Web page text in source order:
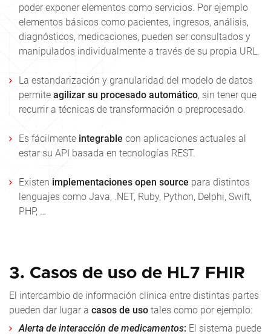
poder exponer elementos como servicios. Por ejemplo
elementos básicos como pacientes, ingresos, análisis,
diagnósticos, medicaciones, pueden ser consultados y
manipulados individualmente a través de su propia URL.
La estandarización y granularidad del modelo de datos
permite agilizar su procesado automático, sin tener que
recurrir a técnicas de transformación o preprocesado.
Es fácilmente integrable con aplicaciones actuales al
estar su API basada en tecnologías REST.
Existen implementaciones open source para distintos
lenguajes como Java, .NET, Ruby, Python, Delphi, Swift,
PHP, …
3. Casos de uso de HL7 FHIR
El intercambio de información clínica entre distintas partes
pueden dar lugar a casos de uso tales como por ejemplo:
Alerta de interacción de medicamentos: El sistema puede